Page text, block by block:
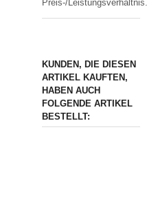
Preis-/Leistungsverhältnis.
KUNDEN, DIE DIESEN
ARTIKEL KAUFTEN,
HABEN AUCH
FOLGENDE ARTIKEL
BESTELLT: